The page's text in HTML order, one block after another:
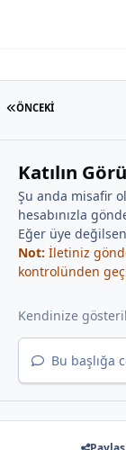
İLK SAYFA
ÖNCEKI
Katılın
Şu anda misafir
hesabınızla
Eğer üye
Not: İletiniz
kontrolünden
Bu başlığa